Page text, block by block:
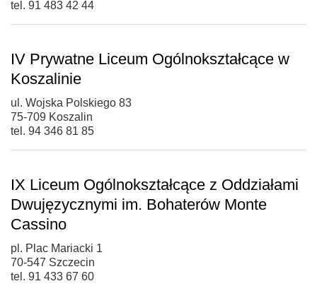
tel. 91 483 42 44
IV Prywatne Liceum Ogólnokształcące w
Koszalinie
ul. Wojska Polskiego 83
75-709 Koszalin
tel. 94 346 81 85
IX Liceum Ogólnokształcące z Oddziałami
Dwujęzycznymi im. Bohaterów Monte
Cassino
pl. Plac Mariacki 1
70-547 Szczecin
tel. 91 433 67 60